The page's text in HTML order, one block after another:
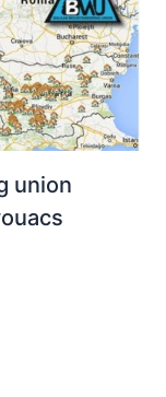
union